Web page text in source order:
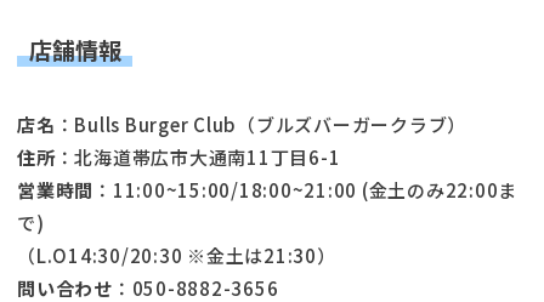
店舗情報
店名 ：Bulls Burger Club（ブルズバーガークラブ）
住所：北海道帯広市大通南11丁目6-1
営業時間 ：11:00~15:00/18:00~21:00 (金土のみ22:00ま
で)
（L.O14:30/20:30 ※金土は21:30）
問い合わせ ：050-8882-3656